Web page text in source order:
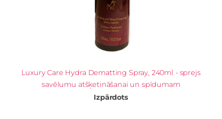
Luxury Care Hydra Dematting Spray, 240ml - sprejs
savēlumu atšķetināšanai un spīdumam
Izpārdots